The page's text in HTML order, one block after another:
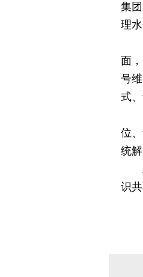
集
理
为
面
号
式
与
位
统
此
识